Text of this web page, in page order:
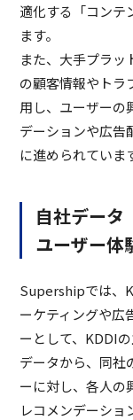
適化する「コンテ
ます。
また、大手プラッ
の顧客情報やト
用し、ユーザーの
デーションや広告
に進められていま
自社デー
ユーザー体
Supershipでは、
ーケティングや広
ーとして、KDDI
データから、同社
ーに対し、各人の
レコメンデーショ